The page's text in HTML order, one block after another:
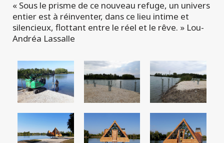
« Sous le prisme de ce nouveau refuge, un univers
entier est à réinventer, dans ce lieu intime et
silencieux, flottant entre le réel et le rêve. » Lou-
Andréa Lassalle